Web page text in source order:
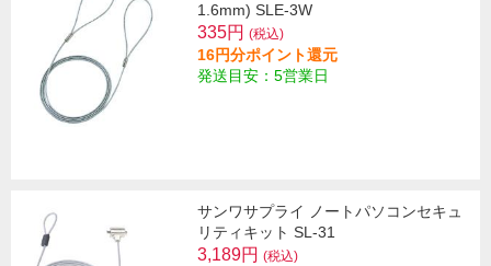
1.6mm) SLE-3W
335円 (税込)
16円分ポイント還元
発送目安：5営業日
サンワサプライ ノートパソコンセキュ
リティキット SL-31
3,189円 (税込)